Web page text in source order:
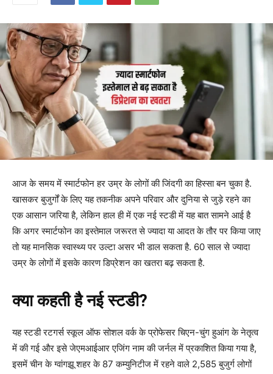
आज के समय में स्मार्टफोन हर उम्र के लोगों की जिंदगी का हिस्सा बन चुका है.
खासकर बुजुर्गों के लिए यह तकनीक अपने परिवार और दुनिया से जुड़े रहने का
एक आसान जरिया है, लेकिन हाल ही में एक नई स्टडी में यह बात सामने आई है
कि अगर स्मार्टफोन का इस्तेमाल जरूरत से ज्यादा या आदत के तौर पर किया जाए
तो यह मानसिक स्वास्थ्य पर उल्टा असर भी डाल सकता है. 60 साल से ज्यादा
उम्र के लोगों में इसके कारण डिप्रेशन का खतरा बढ़ सकता है.
क्या कहती है नई स्टडी?
यह स्टडी रटगर्स स्कूल ऑफ सोशल वर्क के प्रोफेसर चिएन-चुंग हुआंग के नेतृत्व
में की गई और इसे जेएमआईआर एजिंग नाम की जर्नल में प्रकाशित किया गया है,
इसमें चीन के ग्वांगझू शहर के 87 कम्युनिटीज में रहने वाले 2,585 बुजुर्ग लोगों